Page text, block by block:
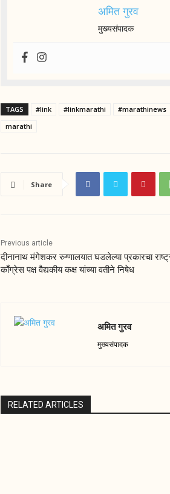
अमित गुरव
मुख्यसंपादक
TAGS #link #linkmarathi #marathinews
marathi
Share
Previous article
दीनानाथ मंगेशकर रुग्णालयात घडलेल्या प्रकारचा
काँग्रेस पक्ष वैद्यकीय कक्ष यांच्या वतीने निषेध
अमित गुरव
मुख्यसंपादक
RELATED ARTICLES